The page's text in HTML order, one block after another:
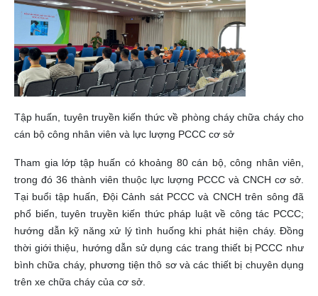
Tập huấn, tuyên truyền kiến thức về phòng cháy chữa cháy cho
cán bộ công nhân viên và lực lượng PCCC cơ sở
Tham gia lớp tập huấn có khoảng 80 cán bộ, công nhân viên,
trong đó 36 thành viên thuộc lực lượng PCCC và CNCH cơ sở.
Tại buổi tập huấn, Đội Cảnh sát PCCC và CNCH trên sông đã
phổ biến, tuyên truyền kiến thức pháp luật về công tác PCCC;
hướng dẫn kỹ năng xử lý tình huống khi phát hiện cháy. Đồng
thời giới thiệu, hướng dẫn sử dụng các trang thiết bị PCCC như
bình chữa cháy, phương tiện thô sơ và các thiết bị chuyên dụng
trên xe chữa cháy của cơ sở.